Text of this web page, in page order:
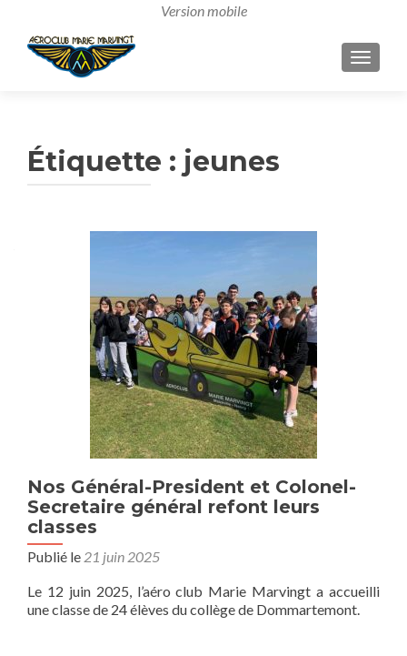
Étiquette : jeunes
Nos Général-President et Colonel-
Secretaire général refont leurs
classes
Publié le 21 juin 2025
Le 12 juin 2025, l’aéro club Marie Marvingt a accueilli
une classe de 24 élèves du collège de Dommartemont.